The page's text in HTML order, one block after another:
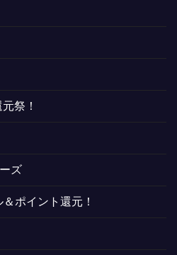
祭！
ズ
ポイント還元！